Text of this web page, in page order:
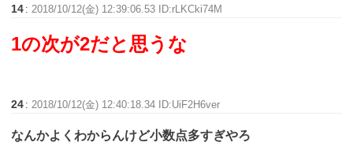
14 : 2018/10/12(金) 12:39:06.53 ID:rLKCki74M
1の次が2だと思うな
24 : 2018/10/12(金) 12:40:18.34 ID:UiF2H6ver
なんかよくわからんけど小数点多すぎやろ